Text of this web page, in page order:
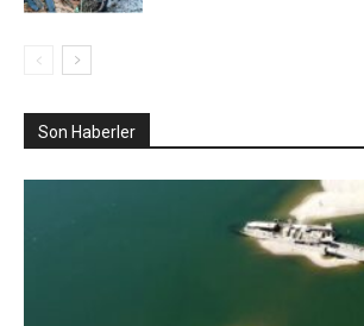
Son Haberler